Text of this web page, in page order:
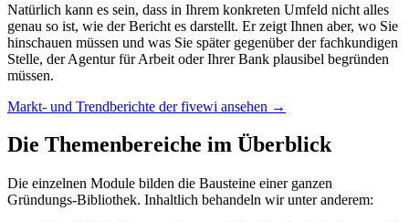
Natürlich kann es sein, dass in Ihrem konkreten Umfeld nicht alles
genau so ist, wie der Bericht es darstellt. Er zeigt Ihnen aber, wo Sie
hinschauen müssen und was Sie später gegenüber der fachkundigen
Stelle, der Agentur für Arbeit oder Ihrer Bank plausibel begründen
müssen.
Markt- und Trendberichte der fivewi ansehen →
Die Themenbereiche im Überblick
Die einzelnen Module bilden die Bausteine einer ganzen
Gründungs-Bibliothek. Inhaltlich behandeln wir unter anderem: